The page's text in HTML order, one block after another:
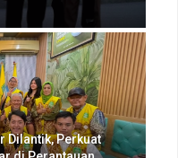
Dilantik, Perkuat